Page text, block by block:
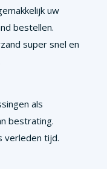
uw
bestellen.
super snel en
als
bestrating.
verleden tijd.